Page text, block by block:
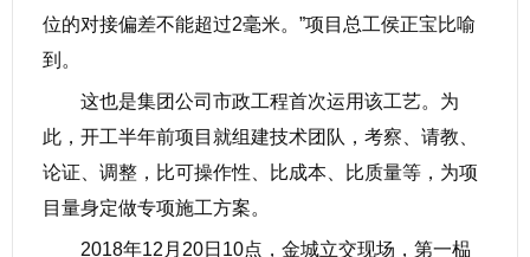
位的对接偏差不能超过2毫米。”项目总工侯正宝比喻
到。
这也是集团公司市政工程首次运用该工艺。为
此，开工半年前项目就组建技术团队，考察、请教、
论证、调整，比可操作性、比成本、比质量等，为项
目量身定做专项施工方案。
2018年12月20日10点，金城立交现场，第一榀